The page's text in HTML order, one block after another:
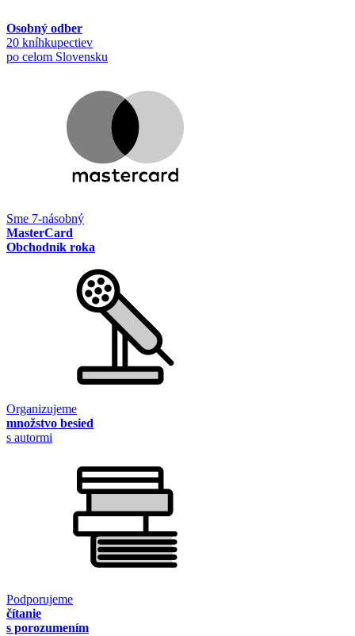
Osobný odber
20 kníhkupectiev
po celom Slovensku
Sme 7-násobný
MasterCard
Obchodník roka
Organizujeme
množstvo besied
s autormi
Podporujeme
čítanie
s porozumením